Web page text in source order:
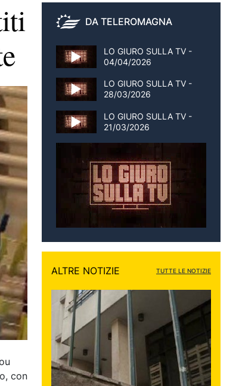
con
DA TELEROMAGNA
LO GIURO SULLA TV -
04/04/2026
LO GIURO SULLA TV -
28/03/2026
LO GIURO SULLA TV -
21/03/2026
ALTRE NOTIZIE TUTTE LE NOTIZIE